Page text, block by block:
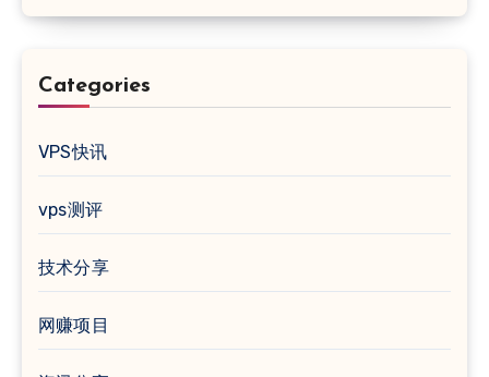
Categories
VPS快讯
vps测评
技术分享
网赚项目